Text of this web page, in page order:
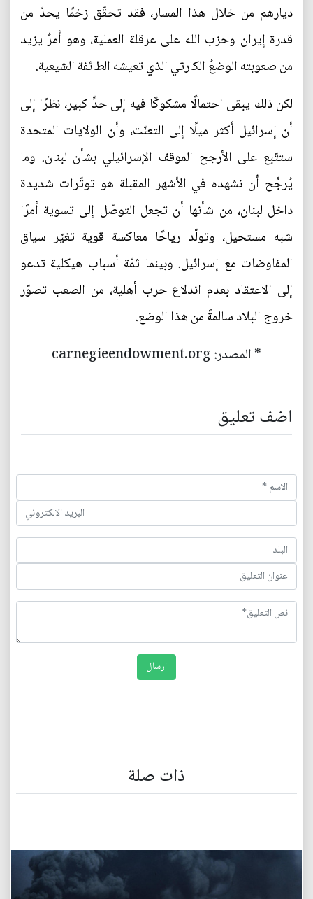
ديارهم من خلال هذا المسار، فقد تحقّق زخمًا يحدّ من
قدرة إيران وحزب الله على عرقلة العملية، وهو أمرٌ يزيد
من صعوبته الوضعُ الكارثي الذي تعيشه الطائفة الشيعية.
لكن ذلك يبقى احتمالًا مشكوكًا فيه إلى حدٍّ كبير، نظرًا إلى
أن إسرائيل أكثر ميلًا إلى التعنّت، وأن الولايات المتحدة
ستتّبع على الأرجح الموقف الإسرائيلي بشأن لبنان. وما
يُرجَّح أن نشهده في الأشهر المقبلة هو توتّرات شديدة
داخل لبنان، من شأنها أن تجعل التوصّل إلى تسوية أمرًا
شبه مستحيل، وتولّد رياحًا معاكسة قوية تغيّر سياق
المفاوضات مع إسرائيل. وبينما ثمّة أسباب هيكلية تدعو
إلى الاعتقاد بعدم اندلاع حرب أهلية، من الصعب تصوّر
خروج البلاد سالمةً من هذا الوضع.
* المصدر: carnegieendowment.org
اضف تعليق
ذات صلة